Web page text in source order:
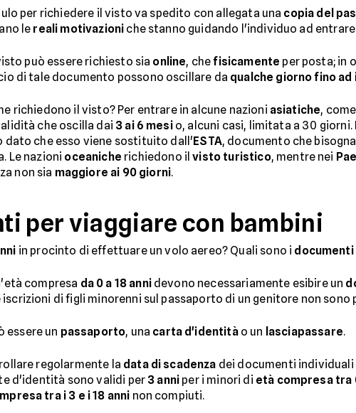
per richiedere il visto va spedito con allegata una copia del
le reali motivazioni che stanno guidando l'individuo ad
può essere richiesto sia online, chefisicamente per posta; in
di tale documento possono oscillare da qualche giorno fino
richiedono il visto? Per entrare in alcune nazioni asiatiche,
che oscilla dai 3 ai 6 mesio, alcuni casi, limitata a 30 giorni.
che esso viene sostituito dall'ESTA, documento che
Le nazioni oceaniche richiedono ilvisto turistico, mentre nei
non sia maggiore ai 90 giorni.
per viaggiare con bambini
in procinto di effettuare un volo aereo? Quali sono i documenti
compresa da 0 a 18 annidevono necessariamente esibire un
di figli minorenni sul passaporto di un genitore non sono
essere un passaporto, una carta d'identitào un lasciapassare.
regolarmente la data di scadenza dei documenti
d'identità sono validi per 3 anni per i minori di età compresa tra
tra i 3 e i 18 anni non compiuti.